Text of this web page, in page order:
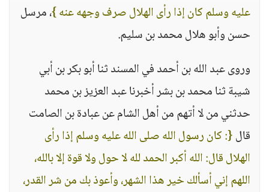
عليه وسلم كان إذا رأى الهلال صرف وجهه عنه }، مرسل
حسن وأبو هلال محمد بن سليم.
وروى عبد الله بن أحمد في المسند ثنا أبو بكر بن أبي
شيبة ثنا محمد بن بشر أخبرنا عبد العزيز بن محمد
حدثني من لا أتهم من أهل الشام عن عبادة بن الصامت
قال{: كان رسول الله صلى الله عليه وسلم إذا رأى
الهلال قال: الله أكبر الحمد لله لا حول ولا قوة إلا بالله،
اللهم إني أسألك خير هذا الشهر، وأعوذ بك من شر القدر،